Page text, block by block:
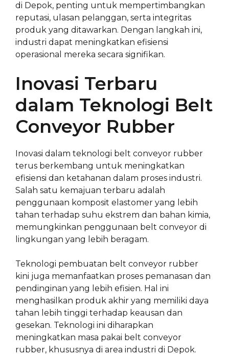
di Depok, penting untuk mempertimbangkan
reputasi, ulasan pelanggan, serta integritas
produk yang ditawarkan. Dengan langkah ini,
industri dapat meningkatkan efisiensi
operasional mereka secara signifikan.
Inovasi Terbaru
dalam Teknologi Belt
Conveyor Rubber
Inovasi dalam teknologi belt conveyor rubber
terus berkembang untuk meningkatkan
efisiensi dan ketahanan dalam proses industri.
Salah satu kemajuan terbaru adalah
penggunaan komposit elastomer yang lebih
tahan terhadap suhu ekstrem dan bahan kimia,
memungkinkan penggunaan belt conveyor di
lingkungan yang lebih beragam.
Teknologi pembuatan belt conveyor rubber
kini juga memanfaatkan proses pemanasan dan
pendinginan yang lebih efisien. Hal ini
menghasilkan produk akhir yang memiliki daya
tahan lebih tinggi terhadap keausan dan
gesekan. Teknologi ini diharapkan
meningkatkan masa pakai belt conveyor
rubber, khususnya di area industri di Depok.